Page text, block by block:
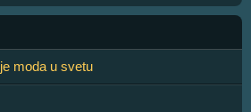
moda u svetu